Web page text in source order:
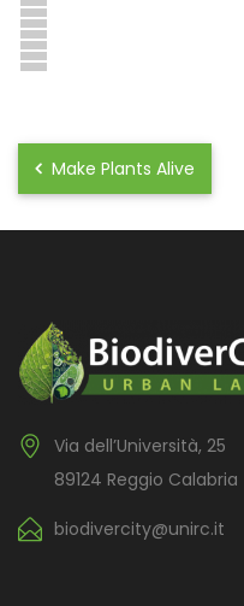
Make Plants Alive
Via dell’Università, 25
89124 Reggio Calabria
biodivercity@unirc.it